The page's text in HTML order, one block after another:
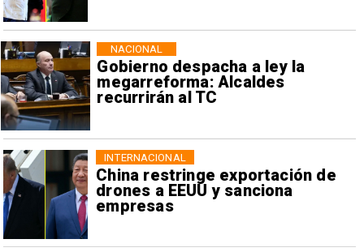
Gobierno despacha a ley la
megarreforma: Alcaldes
recurrirán al TC
NACIONAL
China restringe exportación de
drones a EEUU y sanciona
empresas
INTERNACIONAL